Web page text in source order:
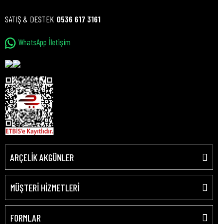
SATIŞ & DESTEK 0536 617 3161
WhatsApp İletişim
ARÇELİK AKGÜNLER
MÜŞTERİ HİZMETLERİ
FORMLAR